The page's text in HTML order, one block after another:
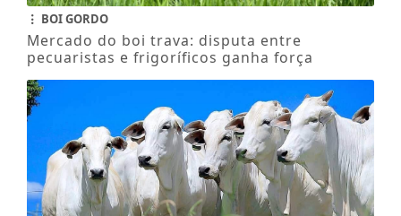
BOI GORDO
Mercado do boi trava: disputa entre
pecuaristas e frigoríficos ganha força